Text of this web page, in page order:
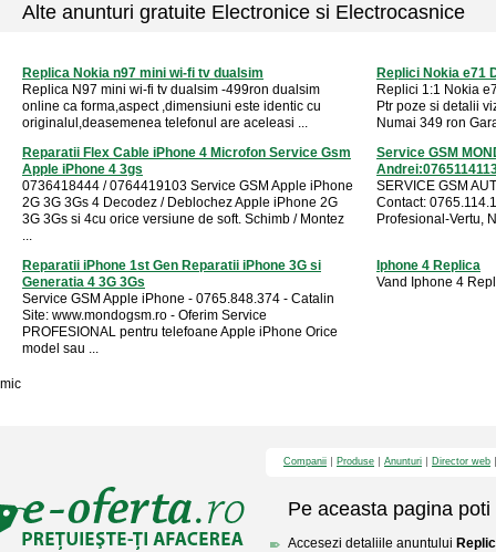
Alte anunturi gratuite Electronice si Electrocasnice
Replica Nokia n97 mini wi-fi tv dualsim
Replica N97 mini wi-fi tv dualsim -499ron dualsim
online ca forma,aspect ,dimensiuni este identic cu
originalul,deasemenea telefonul are aceleasi ...
Replici Nokia e71
Replici 1:1 Nokia
Ptr poze si detalii
Numai 349 ron
Reparatii Flex Cable iPhone 4 Microfon Service Gsm
Apple iPhone 4 3gs
0736418444 / 0764419103 Service GSM Apple iPhone
2G 3G 3Gs 4 Decodez / Deblochez Apple iPhone 2G
3G 3Gs si 4cu orice versiune de soft. Schimb / Montez
...
Service GSM
SERVICE GSM
Contact:
Profesional-Vertu,
Reparatii iPhone 1st Gen Reparatii iPhone 3G si
Generatia 4 3G 3Gs
Service GSM Apple iPhone - 0765.848.374 - Catalin
Site: www.mondogsm.ro - Oferim Service
PROFESIONAL pentru telefoane Apple iPhone Orice
model sau ...
Iphone 4 Replica
Vand Iphone 4
mic
Companii Produse Anunturi Director web
Pe aceasta pagina poti
Accesezi detaliile anuntului